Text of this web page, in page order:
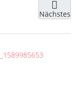
Nächstes